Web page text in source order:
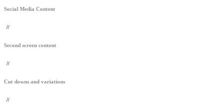
Social Media Content
//
Second screen content
//
Cut downs and variations
//